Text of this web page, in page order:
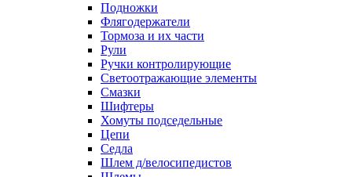
Подножки
Флягодержатели
Тормоза и их части
Рули
Ручки контролирующие
Светоотражающие элементы
Смазки
Шифтеры
Хомуты подседельные
Цепи
Седла
Шлем д/велосипедистов